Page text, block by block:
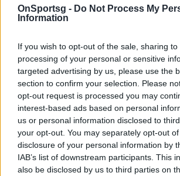
OnSportsg - Do Not Process My
Information
If you wish to opt-out of the sale, sharing
processing of your personal or sensitive
targeted advertising by us, please use the
section to confirm your selection. Please
opt-out request is processed you may
interest-based ads based on personal
us or personal information disclosed to
your opt-out. You may separately opt-out
disclosure of your personal information by
IAB’s list of downstream participants. This
also be disclosed by us to third parties on
Βανέσα Μπράιαντ Μπράιαντ
Τζιανα Μπράιαντ
COMMENTS